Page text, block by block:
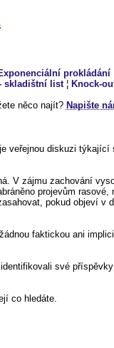
prokládání
skladištní list ¦ Knock-
něco najít? Napište
veřejnou diskuzi
V zájmu zachování
projevům
pokud objeví v
faktickou ani
své
co hledáte.